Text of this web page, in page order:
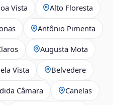
Vista Alto Floresta
Antônio Pimenta
Augusta Mota
Vista Belvedere
Câmara Canelas